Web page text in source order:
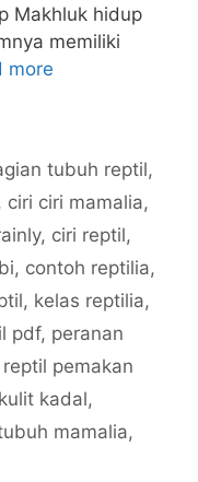
Makhluk hidup
memiliki
more
tubuh reptil,
, ciri ciri mamalia,
, ciri reptil,
, contoh reptilia,
, kelas reptilia,
pdf, peranan
reptil pemakan
kadal,
mamalia,